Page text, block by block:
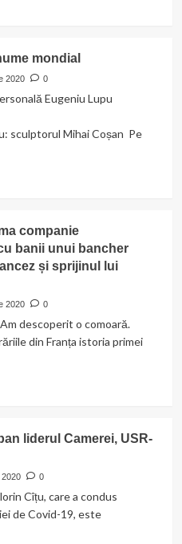
mondial
2020 0
Eugeniu Lupu
sculptorul Mihai Coșan Pe
companie
banii unui bancher
și sprijinul lui
2020 0
descoperit o comoară.
din Franța istoria primei
liderul Camerei, USR-
0
Cîțu, care a condus
de Covid-19, este